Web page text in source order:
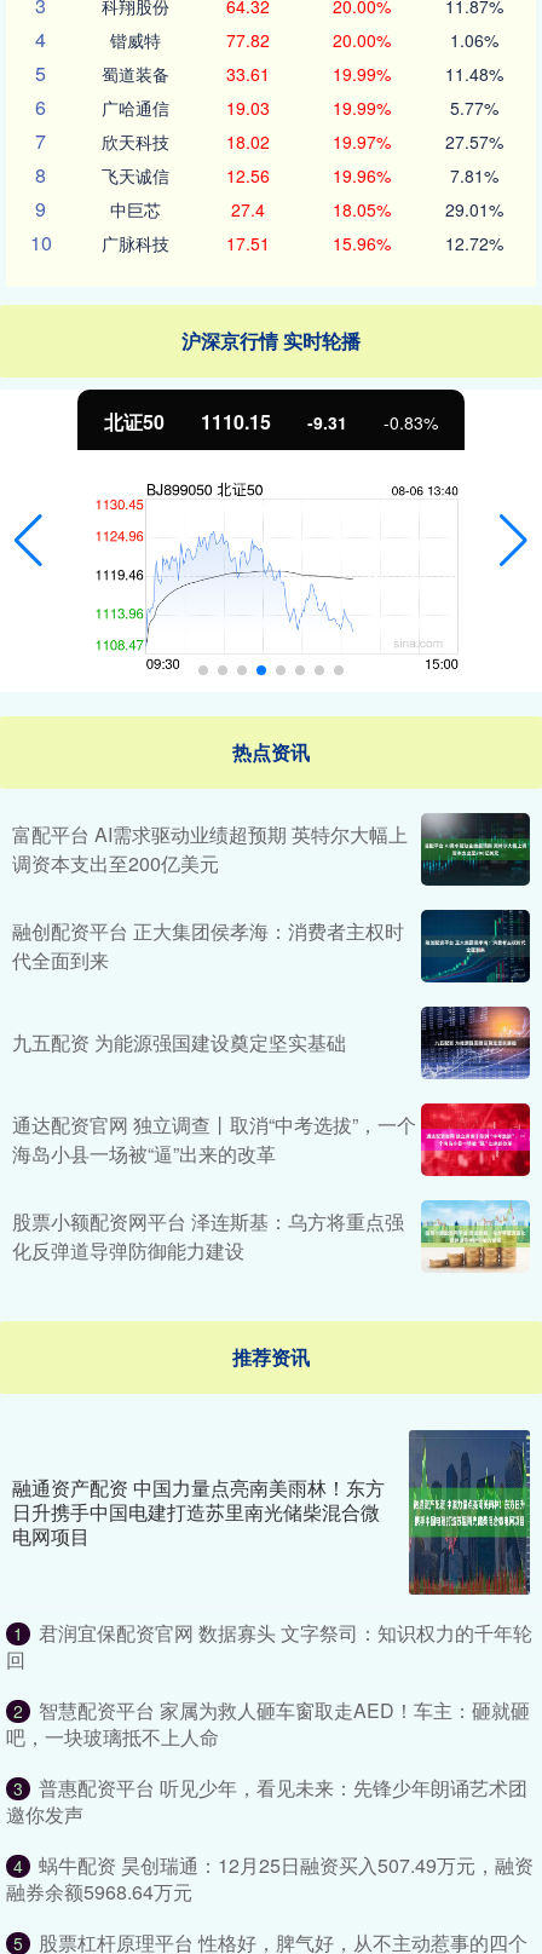
3 科翔股份 64.32 20.00% 11.87%
4 锴威特 77.82 20.00% 1.06%
5 蜀道装备 33.61 19.99% 11.48%
6 广哈通信 19.03 19.99% 5.77%
7 欣天科技 18.02 19.97% 27.57%
8 飞天诚信 12.56 19.96% 7.81%
9 中巨芯 27.4 18.05% 29.01%
10 广脉科技 17.51 15.96% 12.72%
沪深京行情 实时轮播
北证50 1110.15 -9.31 -0.83%
热点资讯
富配平台 AI需求驱动业绩超预期 英特尔大幅上
调资本支出至200亿美元
融创配资平台 正大集团侯孝海：消费者主权时
代全面到来
九五配资 为能源强国建设奠定坚实基础
通达配资官网 独立调查丨取消“中考选拔”，一个
海岛小县一场被“逼”出来的改革
股票小额配资网平台 泽连斯基：乌方将重点强
化反弹道导弹防御能力建设
推荐资讯
融通资产配资 中国力量点亮南美雨林！东方
日升携手中国电建打造苏里南光储柴混合微
电网项目
1
君润宜保配资官网 数据寡头 文字祭司：知识权力的千年轮
回
2
智慧配资平台 家属为救人砸车窗取走AED！车主：砸就砸
吧，一块玻璃抵不上人命
3
普惠配资平台 听见少年，看见未来：先锋少年朗诵艺术团
邀你发声
4
蜗牛配资 昊创瑞通：12月25日融资买入507.49万元，融资
融券余额5968.64万元
5 股票杠杆原理平台 性格好，脾气好，从不主动惹事的四个